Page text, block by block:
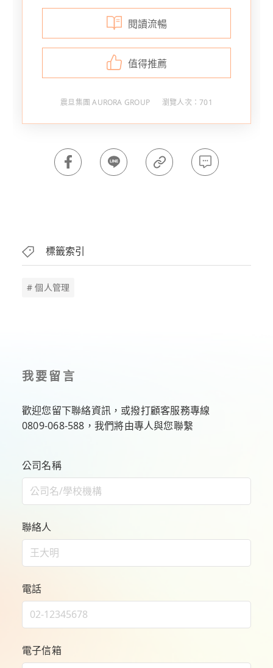
閱讀流暢
值得推薦
震旦集團 AURORA GROUP 瀏覽人次：701
標籤索引
# 個人管理
我要留言
歡迎您留下聯絡資訊，或撥打顧客服務專線
0809-068-588 ，我們將由專人與您聯繫
公司名稱
聯絡人
電話
電子信箱